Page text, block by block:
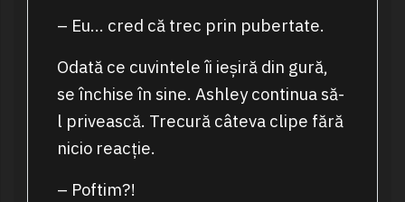
– Eu… cred că trec prin pubertate.
Odată ce cuvintele îi ieșiră din gură,
se închise în sine. Ashley continua să-
l privească. Trecură câteva clipe fără
nicio reacție.
– Poftim?!